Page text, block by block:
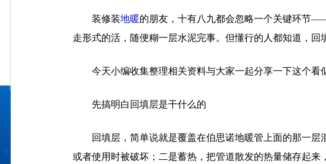
装修装地暖的朋友，十有八九都会忽略一个关键环节
走形式的活，随便糊一层水泥完事。但懂行的人都知道，回
今天小编收集整理相关资料与大家一起分享一下这个看
先搞明白回填层是干什么的
回填层，简单说就是覆盖在伯思诺地暖管上面的那一
或者使用时被破坏；二是蓄热，把管道散发的热量储存起